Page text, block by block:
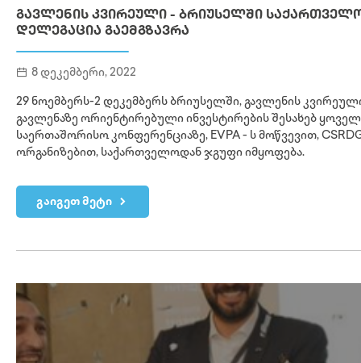
ᲒᲐᲕᲚᲔᲜᲘᲡ ᲙᲕᲘᲠᲔᲣᲚᲘ - ᲑᲠᲘᲣᲡᲔᲚᲨᲘ
ᲓᲔᲚᲔᲒᲐᲪᲘᲐ ᲒᲐᲔᲛᲒᲖᲐᲕᲠᲐ
8 დეკემბერი, 2022
29 ნოემბერს-2 დეკემბერს ბრიუსელში, გავლენის
გავლენაზე ორიენტირებული ინვესტირების შესახებ
საერთაშორისო კონფერენციაზე, EVPA - ს მოწვევით,
ორგანიზებით, საქართველოდან ჯგუფი იმყოფება.
გაიგეთ მეტი